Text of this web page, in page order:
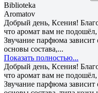
Biblioteka
Aromatov
Добрый день, Ксения!
что аромат вам не подошёл,
Звучание парфюма зависит
основы состава,...
Показать полностью...
Добрый день, Ксения!
что аромат вам не подошёл,
Звучание парфюма зависит